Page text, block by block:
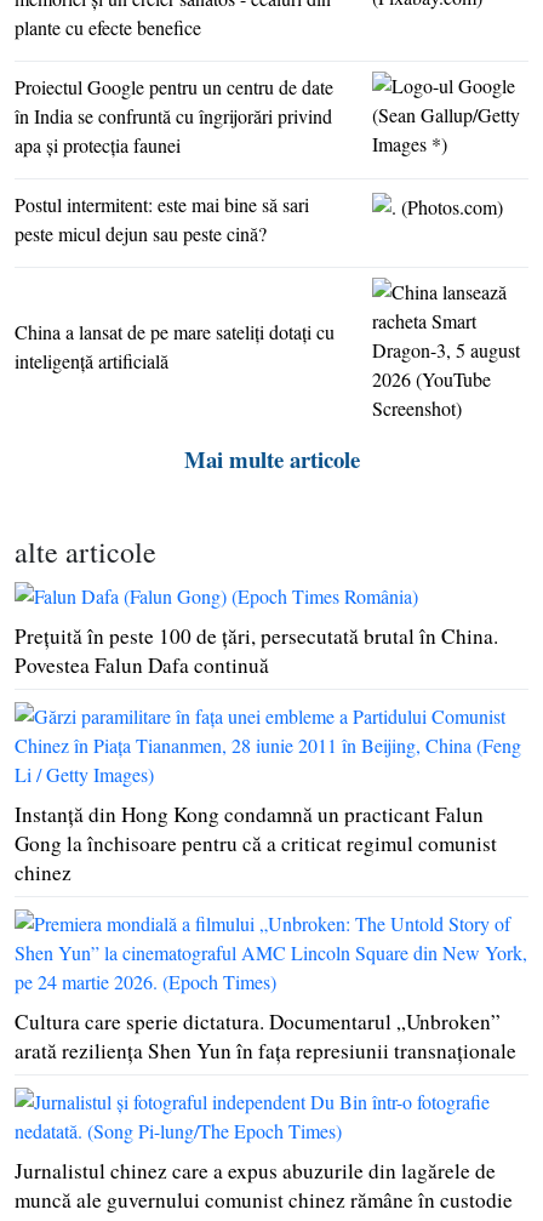
alte articole
Preţuită în peste 100 de ţări, persecutată brutal în China.
Povestea Falun Dafa continuă
Instanţă din Hong Kong condamnă un practicant Falun
Gong la închisoare pentru că a criticat regimul comunist
chinez
Cultura care sperie dictatura. Documentarul „Unbroken”
arată rezilienţa Shen Yun în faţa represiunii transnaţionale
Jurnalistul chinez care a expus abuzurile din lagărele de
muncă ale guvernului comunist chinez rămâne în custodie
plante cu efecte benefice
Proiectul Google pentru un centru de date
în India se confruntă cu îngrijorări privind
apa şi protecţia faunei
Postul intermitent: este mai bine să sari
peste micul dejun sau peste cină?
China a lansat de pe mare sateliţi dotaţi cu
inteligenţă artificială
Mai multe articole